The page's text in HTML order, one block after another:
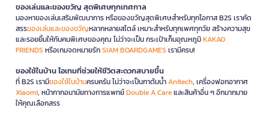
ของเล่นและของขวัญ สุดพิเศษทุกเทศกาล
มองหาของเล่นเสริมพัฒนาการ หรือของขวัญสุดพิเศษสำหรับทุกโอกาส B2S เราคัด
สรรของเล่นและของขวัญหลากหลายสไตล์ เหมาะสำหรับทุกเพศทุกวัย สร้างความสุข
และรอยยิ้มให้กับคนพิเศษของคุณ ไม่ว่าจะเป็น กระเป๋าเก็บอุณหภูมิKAKAO
FRIENDS หรือเกมจดหมายรักSIAM BOARDGAMES เรามีครบ!
ของใช้ในบ้าน ไอเทมที่ช่วยให้ชีวิตสะดวกสบายขึ้น
ที่ B2S เรามีของใช้ในบ้านครบครัน ไม่ว่าจะเป็นกาต้มน้ำAnitech, เครื่องฟอกอากาศ
Xiaomi, หน้ากากอนามัยทางการแพทย์Double A Careและสินค้าอื่น ๆ อีกมากมาย
ให้คุณเลือกสรร